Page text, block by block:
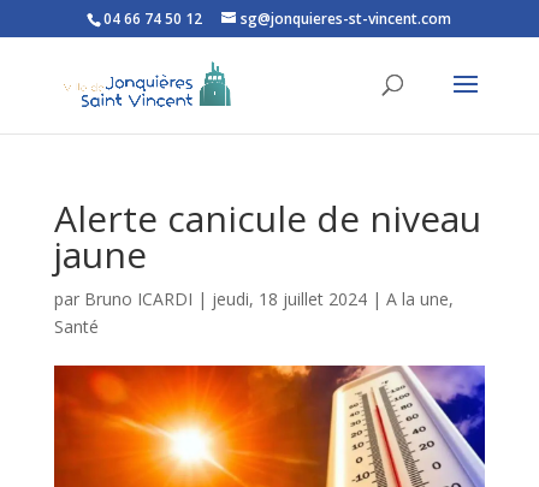
Ouvrir la barre d’outils
04 66 74 50 12 sg@jonquieres-st-vincent.com
Alerte canicule de niveau
jaune
par Bruno ICARDI | jeudi, 18 juillet 2024| A la une,
Santé